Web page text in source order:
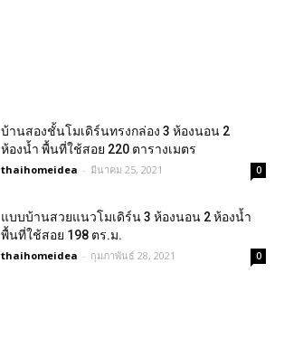
บ้านสองชั้นโมเดิร์นทรงกล่อง 3 ห้องนอน 2
ห้องน้ำ พื้นที่ใช้สอย 220 ตารางเมตร
thaihomeidea - มีนาคม 25, 2021 0
แบบบ้านสวยแนวโมเดิร์น 3 ห้องนอน 2 ห้องน้ำ
พื้นที่ใช้สอย 198 ตร.ม.
thaihomeidea - กุมภาพันธ์ 28, 2021 0